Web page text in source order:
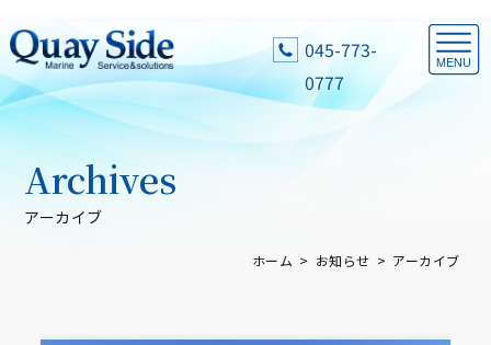
045-773-
0777
アーカイブ
Archives
ホーム お知らせ アーカイブ